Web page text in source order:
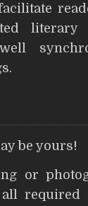
g
t
i
t
e
literary
be yours!
or
required